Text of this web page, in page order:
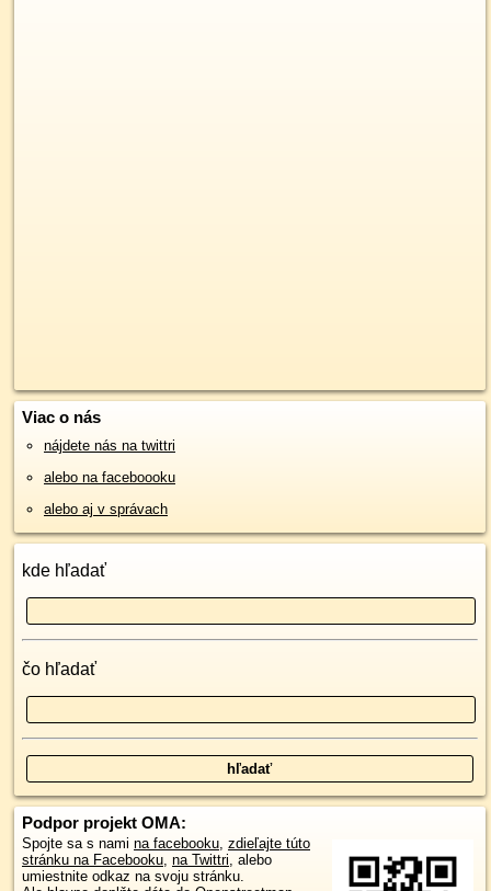
Viac o nás
nájdete nás na twittri
alebo na faceboooku
alebo aj v správach
kde hľadať
čo hľadať
Podpor projekt OMA:
Spojte sa s nami na facebooku, zdieľajte túto
stránku na Facebooku, na Twittri, alebo
umiestnite odkaz na svoju stránku.